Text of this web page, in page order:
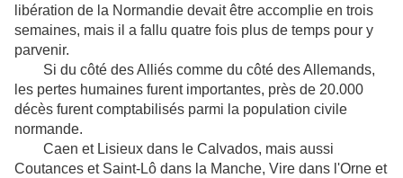
libération de la Normandie devait être accomplie en trois
semaines, mais il a fallu quatre fois plus de temps pour y
parvenir.
Si du côté des Alliés comme du côté des Allemands,
les pertes humaines furent importantes, près de 20.000
décès furent comptabilisés parmi la population civile
normande.
Caen et Lisieux dans le Calvados, mais aussi
Coutances et Saint-Lô dans la Manche, Vire dans l'Orne et